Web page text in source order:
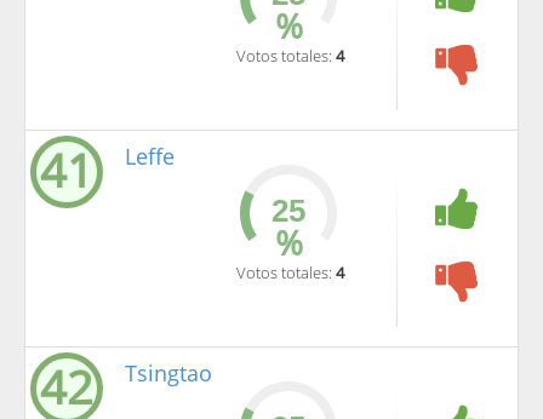
%
Votos totales: 4
41 Leffe
%
Votos totales: 4
42 Tsingtao